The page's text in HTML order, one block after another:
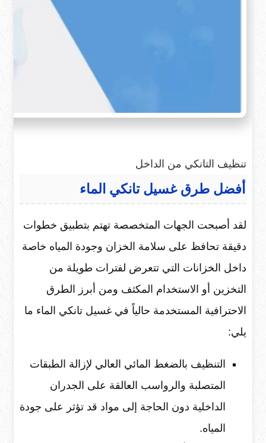
تنظيف التانكي من الداخل
أفضل طرق غسيل تانكي الماء
لقد أصبحت الجهات المتخصصة تهتم بتطبيق خطوات
دقيقة تحافظ على سلامة الخزان وجودة المياه خاصة
داخل الخزانات التي تتعرض لفترات طويلة من
التخزين أو الاستخدام المكثف ومن أبرز الطرق
الاحترافية المستخدمة حالياً في غسيل تانكي الماء ما
يلي:
التنظيف بالضغط المائي العالي لإزالة الطبقات
المتصلبة والرواسب العالقة على الجدران
الداخلية دون الحاجة إلى مواد قد تؤثر على جودة
المياه.